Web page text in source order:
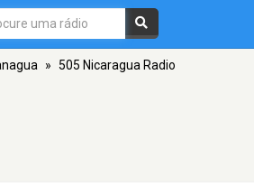
» 505 Nicaragua Radio